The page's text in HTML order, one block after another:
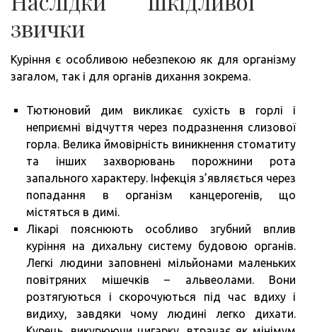
звички
Куріння є особливою небезпекою як для організму
загалом, так і для органів дихання зокрема.
Тютюновий дим викликає сухість в горлі і
неприємні відчуття через подразнення слизової
горла. Велика ймовірність виникнення стоматиту
та інших захворювань порожнини рота
запального характеру. Інфекція з’являється через
попадання в організм канцерогенів, що
містяться в димі.
Лікарі пояснюють особливо згубний вплив
куріння на дихальну систему будовою органів.
Легкі людини заповнені мільйонами маленьких
повітряних мішечків – альвеолами. Вони
розтягуються і скорочуються під час вдиху і
видиху, завдяки чому людині легко дихати.